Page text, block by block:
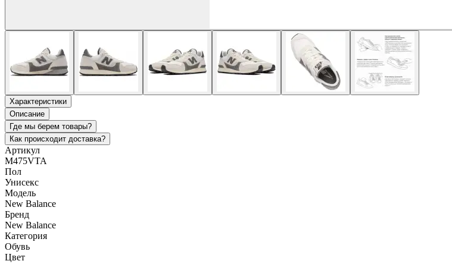
Характеристики
Описание
Где мы берем товары?
Как происходит доставка?
Артикул
M475VTA
Пол
Унисекс
Модель
New Balance
Бренд
New Balance
Категория
Обувь
Цвет